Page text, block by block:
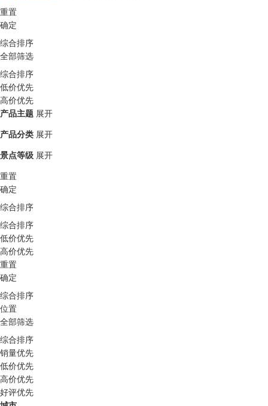
重置
确定
综合排序
全部筛选
综合排序
低价优先
高价优先
产品主题 展开
产品分类 展开
景点等级 展开
重置
确定
综合排序
综合排序
低价优先
高价优先
重置
确定
综合排序
位置
全部筛选
综合排序
销量优先
低价优先
高价优先
好评优先